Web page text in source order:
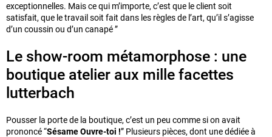
exceptionnelles. Mais ce qui m’importe, c’est que le client soit
satisfait, que le travail soit fait dans les règles de l’art, qu’il s’agisse
d’un coussin ou d’un canapé ”
Le show-room métamorphose : une
boutique atelier aux mille facettes
lutterbach
Pousser la porte de la boutique, c’est un peu comme si on avait
prononcé “Sésame Ouvre-toi !” Plusieurs pièces, dont une dédiée à